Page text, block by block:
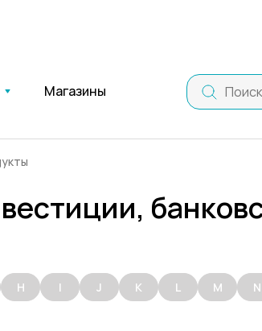
Магазины
H I J K L M N